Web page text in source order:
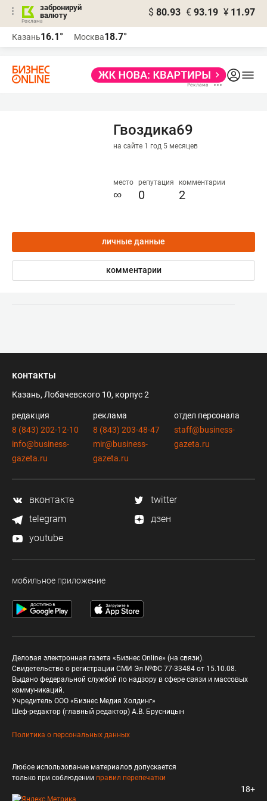
забронируй
валюту
$ 80.93 € 93.19 ¥ 11.97
Казань16.1° Москва18.7°
Гвоздика69
на сайте 1 год 5 месяцев
место
∞
репутация
0
комментарии
2
личные данные
комментарии
контакты
Казань, Лобачевского 10, корпус 2
редакция
8 (843) 202-12-10
info@business-
gazeta.ru
реклама
8 (843) 203-48-47
mir@business-
gazeta.ru
отдел персонала
staff@business-
gazeta.ru
вконтакте
twitter
telegram
дзен
youtube
мобильное приложение
Деловая электронная газета «Бизнес Online» (на связи).
Свидетельство о регистрации СМИ Эл №ФС 77-33484 от 15.10.08.
Выдано федеральной службой по надзору в сфере связи и массовых
коммуникаций.
Учредитель ООО «Бизнес Медия Холдинг»
Шеф-редактор (главный редактор) А.В. Брусницын
Политика о персональных данных
Любое использование материалов допускается
только при соблюдении правил перепечатки
18+